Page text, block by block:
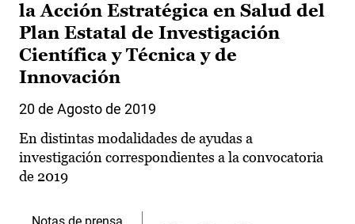
la Acción Estratégica en Salud del
Plan Estatal de Investigación
Científica y Técnica y de
Innovación
20 de Agosto de 2019
En distintas modalidades de ayudas a
investigación correspondientes a la convocatoria
de 2019